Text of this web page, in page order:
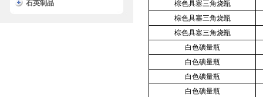
石英制品
棕色具塞三角烧瓶
棕色具塞三角烧瓶
棕色具塞三角烧瓶
白色碘量瓶
白色碘量瓶
白色碘量瓶
白色碘量瓶